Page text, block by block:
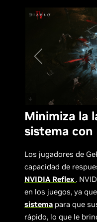
Minimiza la
sistema con
Los jugadores de
capacidad de
NVIDIA Reflex.
en los juegos, ya
sistema para que
rápido, lo que le